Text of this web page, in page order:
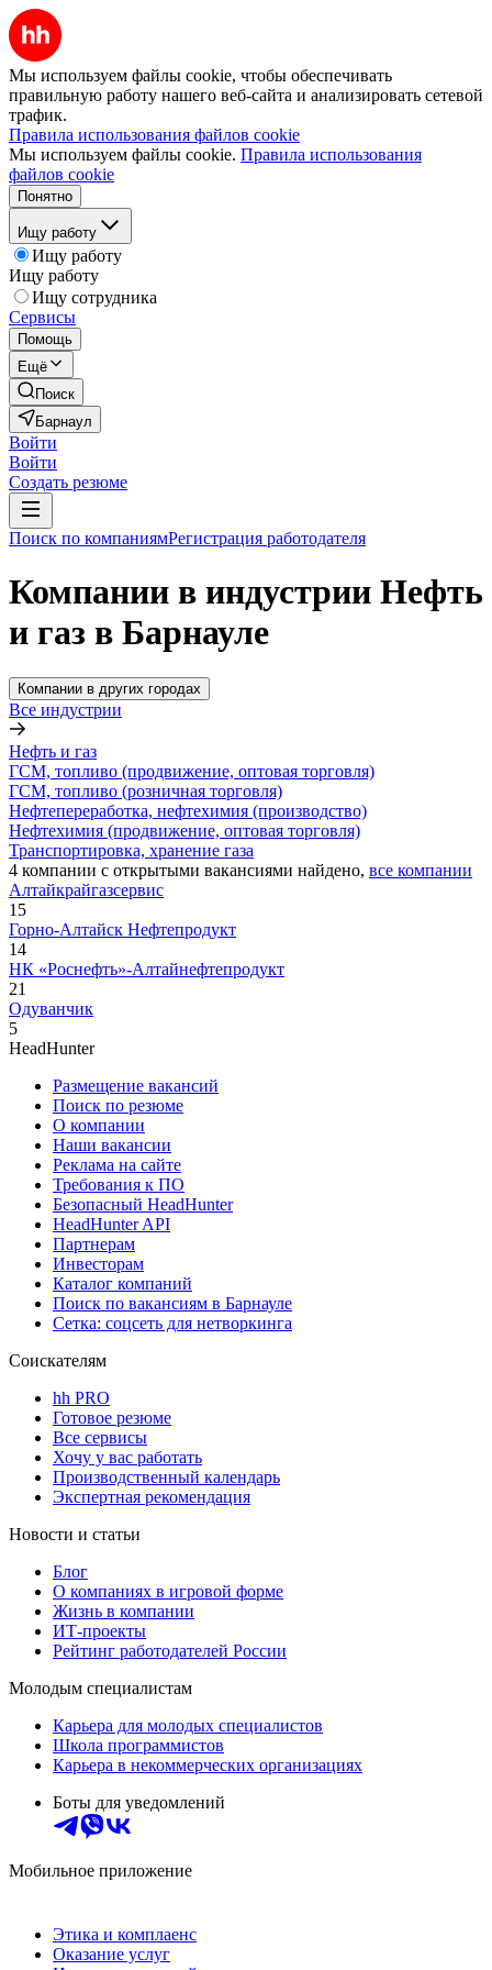
Мы используем файлы cookie, чтобы обеспечивать
правильную работу нашего веб-сайта и анализировать сетевой
трафик.
Правила использования файлов cookie
Мы используем файлы cookie. Правила использования
файлов cookie
Понятно
Ищу работу
Ищу работу
Ищу работу
Ищу сотрудника
Сервисы
Помощь
Ещё
Поиск
Барнаул
Войти
Войти
Создать резюме
Поиск по компаниямРегистрация работодателя
Компании в индустрии Нефть
и газ в Барнауле
Компании в других городах
Все индустрии
Нефть и газ
ГСМ, топливо (продвижение, оптовая торговля)
ГСМ, топливо (розничная торговля)
Нефтепереработка, нефтехимия (производство)
Нефтехимия (продвижение, оптовая торговля)
Транспортировка, хранение газа
4 компании с открытыми вакансиями найдено, все компании
Алтайкрайгазсервис
15
Горно-Алтайск Нефтепродукт
14
НК «Роснефть»-Алтайнефтепродукт
21
Одуванчик
5
HeadHunter
Размещение вакансий
Поиск по резюме
О компании
Наши вакансии
Реклама на сайте
Требования к ПО
Безопасный HeadHunter
HeadHunter API
Партнерам
Инвесторам
Каталог компаний
Поиск по вакансиям в Барнауле
Сетка: соцсеть для нетворкинга
Соискателям
hh PRO
Готовое резюме
Все сервисы
Хочу у вас работать
Производственный календарь
Экспертная рекомендация
Новости и статьи
Блог
О компаниях в игровой форме
Жизнь в компании
ИТ-проекты
Рейтинг работодателей России
Молодым специалистам
Карьера для молодых специалистов
Школа программистов
Карьера в некоммерческих организациях
Боты для уведомлений
Мобильное приложение
Этика и комплаенс
Оказание услуг